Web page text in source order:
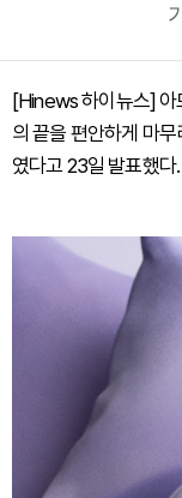
[Hinews 하이뉴스] 아
의 끝을 편안하게 마
였다고 23일 발표했다.